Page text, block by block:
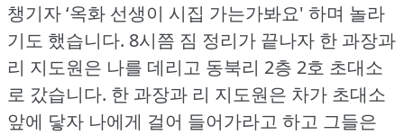
챙기자 ‘옥화 선생이 시집 가는가봐요' 하며 놀라
기도 했습니다. 8시쯤 짐 정리가 끝나자 한 과장과
리 지도원은 나를 데리고 동북리 2층 2호 초대소
로 갔습니다. 한 과장과 리 지도원은 차가 초대소
앞에 닿자 나에게 걸어 들어가라고 하고 그들은